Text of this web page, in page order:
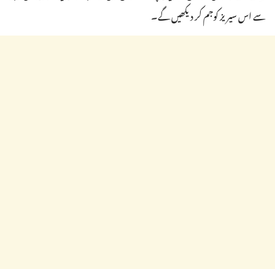
سے اس سیریز کوجم کر دیکھیں گے۔